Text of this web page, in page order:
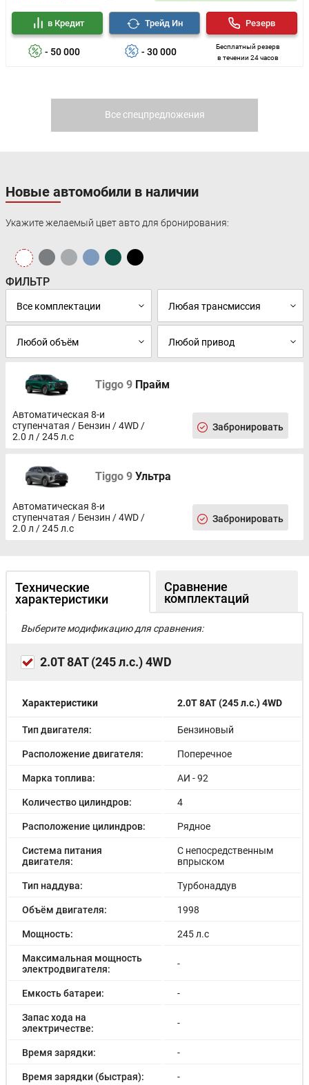
- 50 000
в Кредит
- 30 000
Трейд Ин
Бесплатный резерв
в течении 24 часов
Резерв
Все спецпредложения
Новые автомобили в наличии
Укажите желаемый цвет авто для бронирования:
ФИЛЬТР
Tiggo 9 Прайм
Автоматическая 8-и
ступенчатая / Бензин / 4WD /
2.0 л / 245 л.с
Забронировать
Tiggo 9 Ультра
Автоматическая 8-и
ступенчатая / Бензин / 4WD /
2.0 л / 245 л.с
Забронировать
Технические
характеристики
Сравнение
комплектаций
Выберите модификацию для сравнения:
2.0T 8AT (245 л.с.) 4WD
Характеристики 2.0T 8AT (245 л.с.) 4WD
Тип двигателя: Бензиновый
Расположение двигателя: Поперечное
Марка топлива: АИ - 92
Количество цилиндров: 4
Расположение цилиндров: Рядное
Система питания
двигателя:
С непосредственным
впрыском
Тип наддува: Турбонаддув
Объём двигателя: 1998
Мощность: 245 л.с
Максимальная мощность
электродвигателя:
-
Емкость батареи: -
Запас хода на
электричестве:
-
Время зарядки: -
Время зарядки (быстрая): -